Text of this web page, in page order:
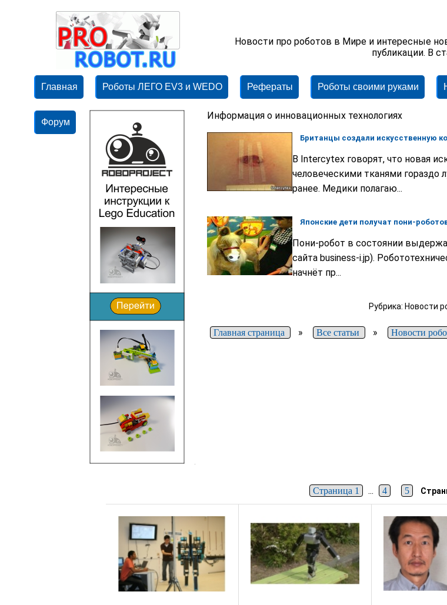
Новости про роботов в Мире и интересные
публикации. В
Главная Роботы ЛЕГО EV3 и WEDO Рефераты Роботы своими руками
Форум
Информация о инновационных технологиях
Британцы создали искусственную
В Intercytex говорят, что новая
человеческими тканями гораздо
ранее. Медики полагаю...
Японские дети получат пони-
Пони-робот в состоянии
сайта business-i.jp).
начнёт пр...
Рубрика: Новости
Главная страница » Все статьи » Новости
Страница 1 ... 4 5